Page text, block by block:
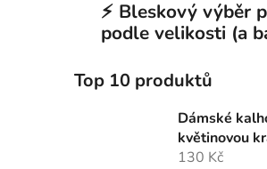
⚡ Bleskový výběr
podle velikosti (a
Top 10 produktů
Dámské
květinovou
130 Kč